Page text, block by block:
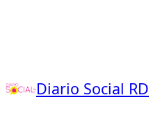
Diario Social RD